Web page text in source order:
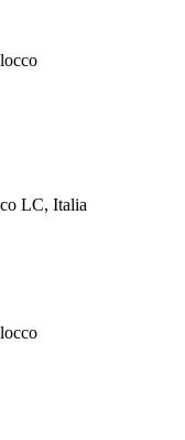
LC, Italia